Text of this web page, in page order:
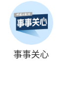
事事关心